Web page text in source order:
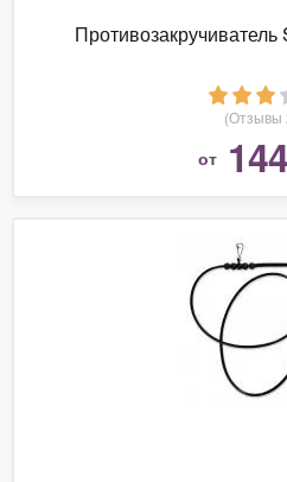
(Отзывы
от 144